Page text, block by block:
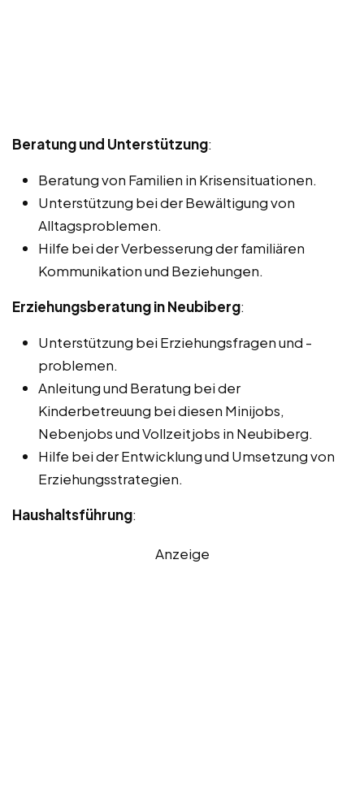
Beratung und Unterstützung:
Beratung von Familien in Krisensituationen.
Unterstützung bei der Bewältigung von
Alltagsproblemen.
Hilfe bei der Verbesserung der familiären
Kommunikation und Beziehungen.
Erziehungsberatung in Neubiberg:
Unterstützung bei Erziehungsfragen und -
problemen.
Anleitung und Beratung bei der
Kinderbetreuung bei diesen Minijobs,
Nebenjobs und Vollzeitjobs in Neubiberg.
Hilfe bei der Entwicklung und Umsetzung von
Erziehungsstrategien.
Haushaltsführung:
Anzeige